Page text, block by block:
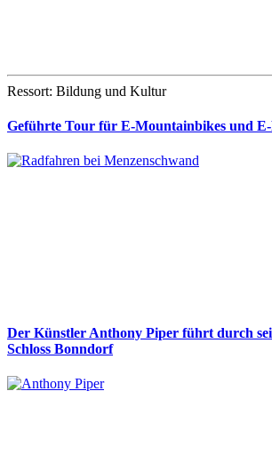
Ressort: Bildung und Kultur
Geführte Tour für E-Mountainbikes und
Der Künstler Anthony Piper führt durch
Schloss Bonndorf